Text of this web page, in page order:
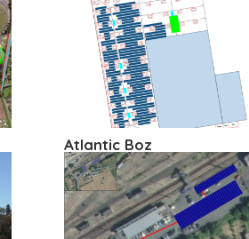
Atlantic Boz